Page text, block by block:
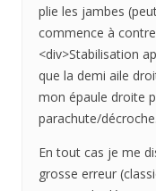
plie les jambes
commence à
<div>Stabilisation
que la demi aile
mon épaule droite
parachute/décroche.
En tout cas je me
grosse erreur